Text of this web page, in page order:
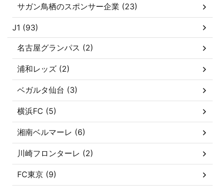
サガン鳥栖のスポンサー企業 (23)
J1 (93)
名古屋グランパス (2)
浦和レッズ (2)
ベガルタ仙台 (3)
横浜FC (5)
湘南ベルマーレ (6)
川崎フロンターレ (2)
FC東京 (9)